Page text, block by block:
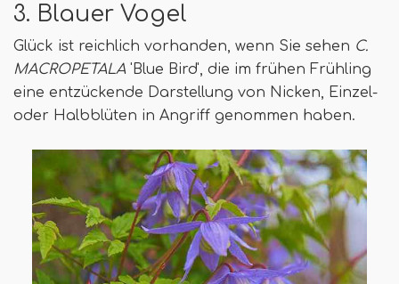
3. Blauer Vogel
Glück ist reichlich vorhanden, wenn Sie sehen C.
MACROPETALA 'Blue Bird', die im frühen Frühling
eine entzückende Darstellung von Nicken, Einzel-
oder Halbblüten in Angriff genommen haben.